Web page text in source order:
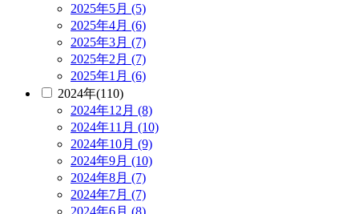
2025年5月 (5)
2025年4月 (6)
2025年3月 (7)
2025年2月 (7)
2025年1月 (6)
2024年(110)
2024年12月 (8)
2024年11月 (10)
2024年10月 (9)
2024年9月 (10)
2024年8月 (7)
2024年7月 (7)
2024年6月 (8)